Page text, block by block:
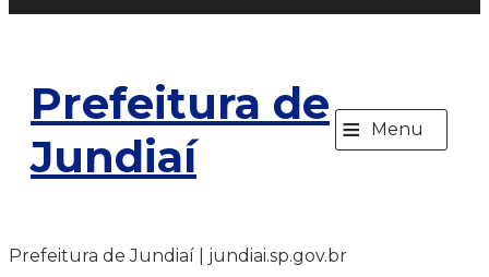
Prefeitura de
Jundiaí
≡ Menu
Prefeitura de Jundiaí | jundiai.sp.gov.br